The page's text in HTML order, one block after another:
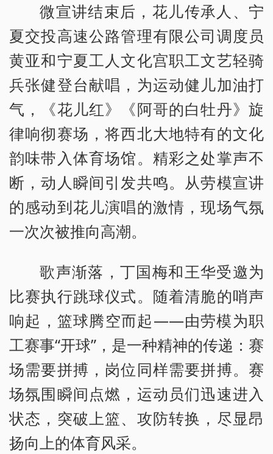
微宣讲结束后，花儿传承人、宁
夏交投高速公路管理有限公司调度员
黄亚和宁夏工人文化宫职工文艺轻骑
兵张健登台献唱，为运动健儿加油打
气，《花儿红》《阿哥的白牡丹》旋
律响彻赛场，将西北大地特有的文化
韵味带入体育场馆。精彩之处掌声不
断，动人瞬间引发共鸣。从劳模宣讲
的感动到花儿演唱的激情，现场气氛
一次次被推向高潮。
歌声渐落，丁国梅和王华受邀为
比赛执行跳球仪式。随着清脆的哨声
响起，篮球腾空而起——由劳模为职
工赛事“开球”，是一种精神的传递：赛
场需要拼搏，岗位同样需要拼搏。赛
场氛围瞬间点燃，运动员们迅速进入
状态，突破上篮、攻防转换，尽显昂
扬向上的体育风采。